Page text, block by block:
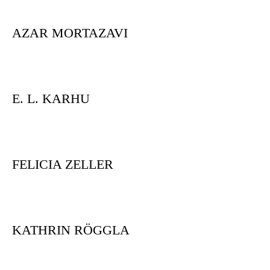
AZAR MORTAZAVI
E. L. KARHU
FELICIA ZELLER
KATHRIN RÖGGLA